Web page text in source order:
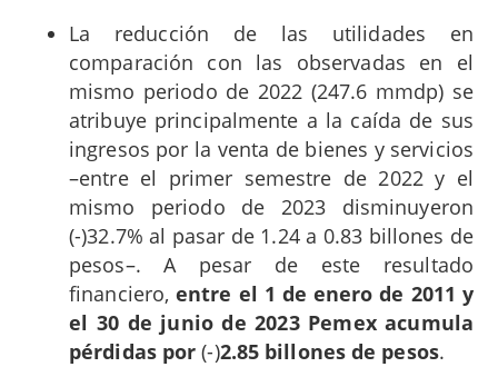
La reducción de las utilidades en
comparación con las observadas en el
mismo periodo de 2022 (247.6 mmdp) se
atribuye principalmente a la caída de sus
ingresos por la venta de bienes y servicios
–entre el primer semestre de 2022 y el
mismo periodo de 2023 disminuyeron
(-)32.7% al pasar de 1.24 a 0.83 billones de
pesos–. A pesar de este resultado
financiero,entre el 1 de enero de 2011 y
el 30 de junio de 2023 Pemex acumula
pérdidas por(-)2.85 billones de pesos.